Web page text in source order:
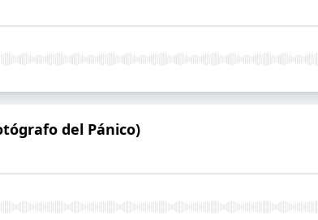
del Pánico)